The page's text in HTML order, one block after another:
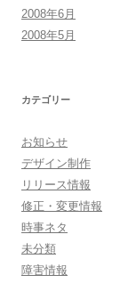
2008年6月
2008年5月
カテゴリー
お知らせ
デザイン制作
リリース情報
修正・変更情報
時事ネタ
未分類
障害情報